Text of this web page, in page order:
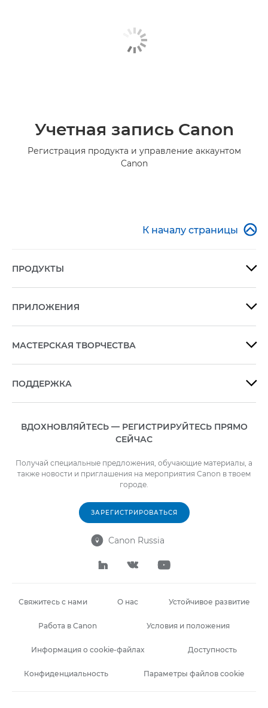
Учетная запись Canon
Регистрация продукта и управление аккаунтом
Canon
К началу страницы 
ПРОДУКТЫ 
ПРИЛОЖЕНИЯ 
МАСТЕРСКАЯ ТВОРЧЕСТВА 
ПОДДЕРЖКА 
ВДОХНОВЛЯЙТЕСЬ — РЕГИСТРИРУЙТЕСЬ ПРЯМО
СЕЙЧАС
Получай специальные предложения, обучающие материалы, а
также новости и приглашения на мероприятия Canon в твоем
городе.
ЗАРЕГИСТРИРОВАТЬСЯ
 Canon Russia
  
Свяжитесь с нами О нас Устойчивое развитие
Работа в Canon Условия и положения
Информация о cookie-файлах Доступность
Конфиденциальность Параметры файлов cookie